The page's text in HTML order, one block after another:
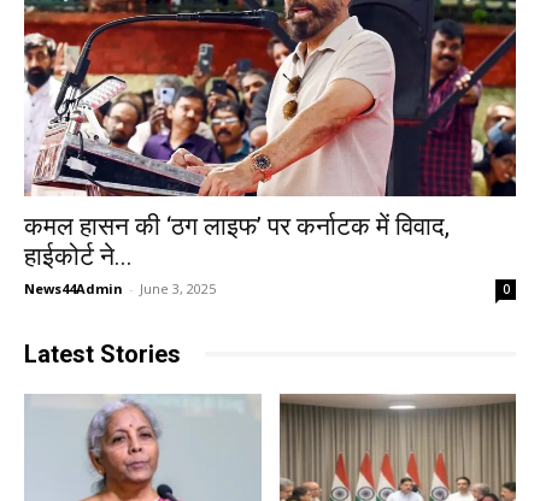
कमल हासन की ‘ठग लाइफ’ पर कर्नाटक में विवाद,
हाईकोर्ट ने...
News44Admin - June 3, 2025 0
Latest Stories